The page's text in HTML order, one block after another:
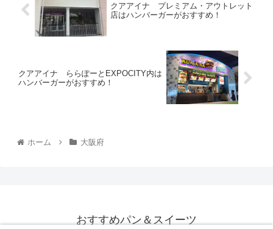
クアアイナ プレミアム・アウトレット
店はハンバーガーがおすすめ！
クアアイナ ららぽーとEXPOCITY内は
ハンバーガーがおすすめ！
ホーム 大阪府
おすすめパン＆スイーツ